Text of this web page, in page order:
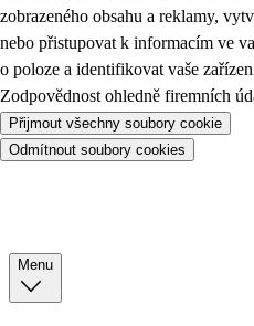
zobrazeného obsahu a reklamy,
nebo přistupovat k informacím ve
o poloze a identifikovat vaše
Zodpovědnost ohledně firemních
Přijmout všechny soubory cookie
Odmítnout soubory cookies
Menu